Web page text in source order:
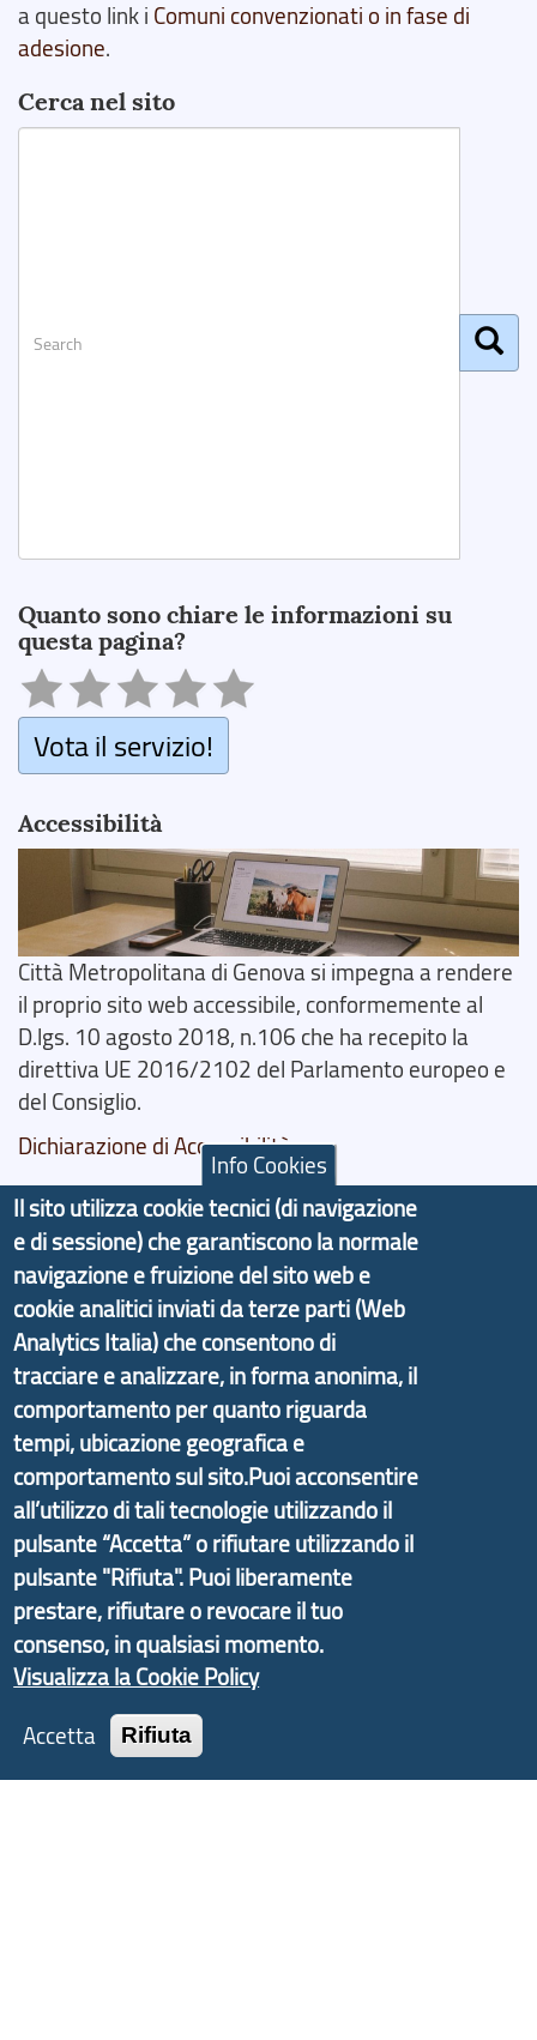
a questo link i Comuni convenzionati o in fase di
adesione.
Cerca nel sito
Quanto sono chiare le informazioni su
questa pagina?
Vota il servizio!
Accessibilità
Città Metropolitana di Genova si impegna a rendere
il proprio sito web accessibile, conformemente al
D.lgs. 10 agosto 2018, n.106 che ha recepito la
direttiva UE 2016/2102 del Parlamento europeo e
del Consiglio.
Dichiarazione di Accessibilità
Il progetto Aree Interne
Il portale di marketing territoriale e sviluppo locale
di Genova Città Metropolitana si è sviluppato a
partire dal progetto nazionale Aree Interne
promosso dal Dipartimento per lo Sviluppo
Economico e finalizzato al rilancio socio-economico
delle valli dell’entroterra. In particolare fornisce
informazioni ed aggiornamenti sullaStrategia
d'Area Antola-Tigullio, in collaborazione con Regione
Liguria ed ANCI Liguria.
Copyright © 2017 Città metropolitana di Genova |
Info Cookies
Il sito utilizza cookie tecnici (di navigazione
e di sessione) che garantiscono la normale
navigazione e fruizione del sito web e
cookie analitici inviati da terze parti (Web
Analytics Italia) che consentono di
tracciare e analizzare, in forma anonima, il
comportamento per quanto riguarda
tempi, ubicazione geografica e
comportamento sul sito.Puoi acconsentire
all’utilizzo di tali tecnologie utilizzando il
pulsante “Accetta” o rifiutare utilizzando il
pulsante "Rifiuta". Puoi liberamente
prestare, rifiutare o revocare il tuo
consenso, in qualsiasi momento.
Visualizza la Cookie Policy
Accetta
Rifiuta